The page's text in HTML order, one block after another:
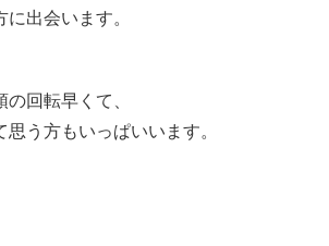
出会います。
回転早くて、
う方もいっぱいいます。